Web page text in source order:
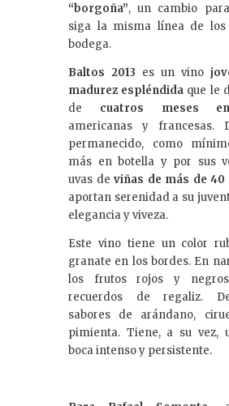
“borgoña”, un cambio
siga la misma línea de
bodega.
Baltos 2013 es un vino
madurez espléndida que le
de cuatros meses
americanas y francesas.
permanecido, como
más en botella y por sus
uvas deviñas de más de 40
aportan serenidad a su
elegancia y viveza.
Este vino tiene un color
granate en los bordes. En
los frutos rojos y
recuerdos de regaliz.
sabores de arándano,
pimienta. Tiene, a su vez,
boca intenso y persistente.